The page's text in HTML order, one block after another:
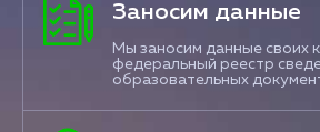
Заносим данные
Мы заносим данные своих
федеральный реестр
образовательных